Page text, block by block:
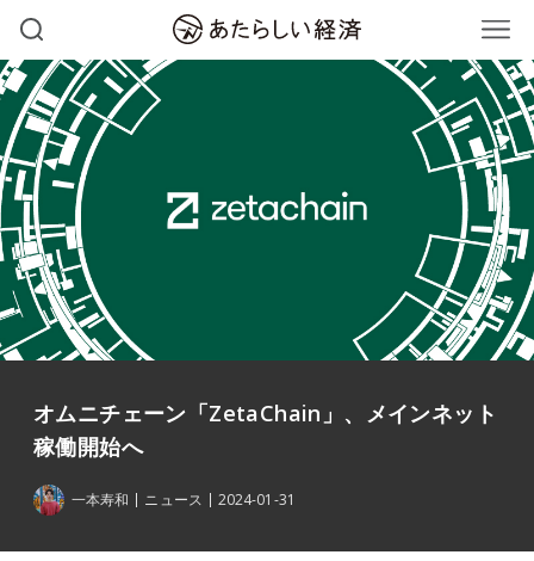
オムニチェーン「ZetaChain」、メインネット
稼働開始へ
一本寿和 ニュース 2024-01-31